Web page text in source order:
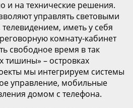
и на технические решения.
управлять световыми
иметь у себя
комнату-кабинет
свободное время в так
тишины» – островках
мы интегрируем системы
управление, мобильные
домом с телефона.